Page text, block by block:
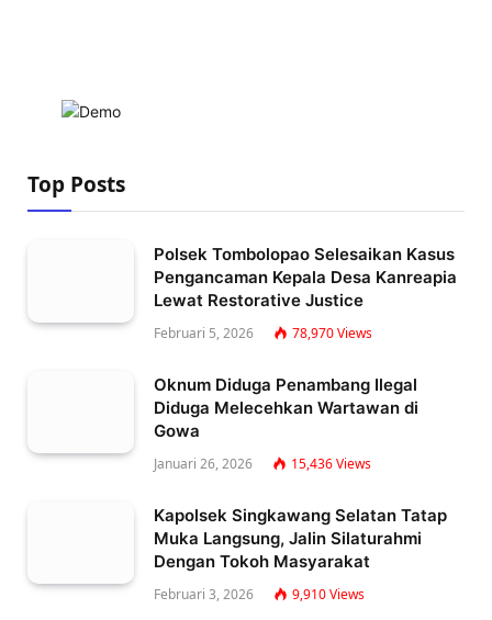
Top Posts
Polsek Tombolopao Selesaikan Kasus
Pengancaman Kepala Desa Kanreapia
Lewat Restorative Justice
Februari 5, 2026 78,970Views
Oknum Diduga Penambang Ilegal
Diduga Melecehkan Wartawan di
Gowa
Januari 26, 2026 15,436Views
Kapolsek Singkawang Selatan Tatap
Muka Langsung, Jalin Silaturahmi
Dengan Tokoh Masyarakat
Februari 3, 2026 9,910Views